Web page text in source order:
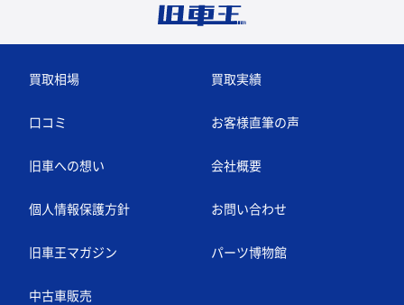
買取相場 買取実績
口コミ お客様直筆の声
旧車への想い 会社概要
個人情報保護方針 お問い合わせ
旧車王マガジン パーツ博物館
中古車販売